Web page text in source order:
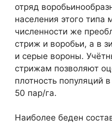
отряд
населения этого типа
численности же
стриж и воробьи, а в
и серые вороны.
стрижам позволяют
плотность популяций
50 пар/га.
Наиболее беден